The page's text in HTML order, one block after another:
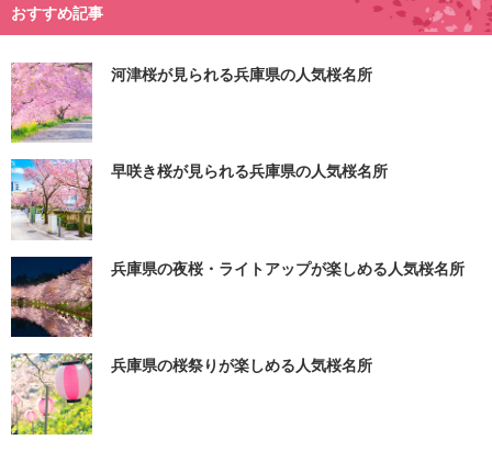
おすすめ記事
河津桜が見られる兵庫県の人気桜名所
早咲き桜が見られる兵庫県の人気桜名所
兵庫県の夜桜・ライトアップが楽しめる人気桜名所
兵庫県の桜祭りが楽しめる人気桜名所